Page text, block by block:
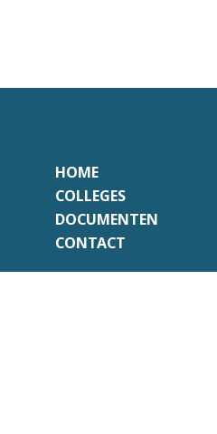
HOME
COLLEGES
DOCUMENTEN
CONTACT